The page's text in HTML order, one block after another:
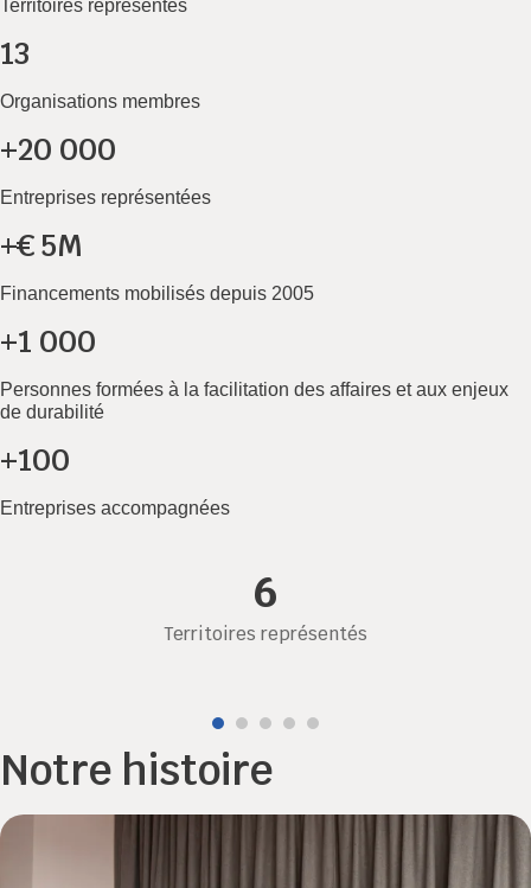
Territoires représentés
13
Organisations membres
+20 000
Entreprises représentées
+€ 5M
Financements mobilisés depuis 2005
+1 000
Personnes formées à la facilitation des affaires et aux enjeux
de durabilité
+100
Entreprises accompagnées
Notre histoire